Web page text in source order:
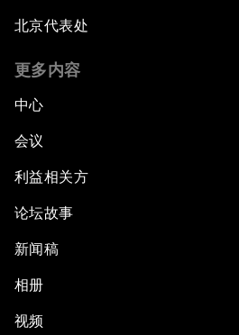
北京代表处
更多内容
中心
会议
利益相关方
论坛故事
新闻稿
相册
视频